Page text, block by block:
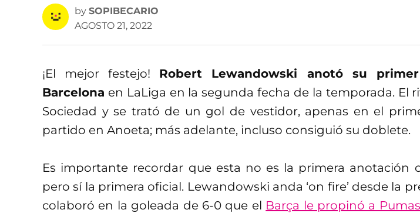
by SOPIBECARIO
AGOSTO 21, 2022
¡El mejor festejo! Robert Lewandowski anotó su
Barcelona en LaLiga en la segunda fecha de la temporada. El
Sociedad y se trató de un gol de vestidor, apenas en el
partido en Anoeta; más adelante, incluso consiguió su doblete.
Es importante recordar que esta no es la primera anotación
pero sí la primera oficial. Lewandowski anda ‘on fire’ desde la
colaboró en la goleada de 6-0 que el Barça le propinó a Pumas